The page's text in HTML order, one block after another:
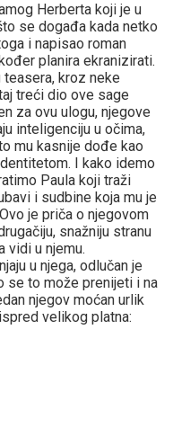
Herberta koji je u
se događa kada netko
i napisao roman
planira ekranizirati.
kroz neke
treći dio ove sage
za ovu ulogu, njegove
inteligenciju u očima,
mu kasnije dođe kao
I kako idemo
Paula koji traži
i sudbine koja mu je
je priča o njegovom
snažniju stranu
vidi u njemu.
u njega, odlučan je
se to može prenijeti i na
njegov moćan urlik
velikog platna: